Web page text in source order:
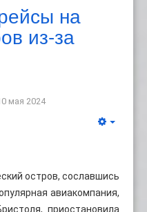
на
из-за
мая 2024
остров, сославшись
авиакомпания,
приостановила